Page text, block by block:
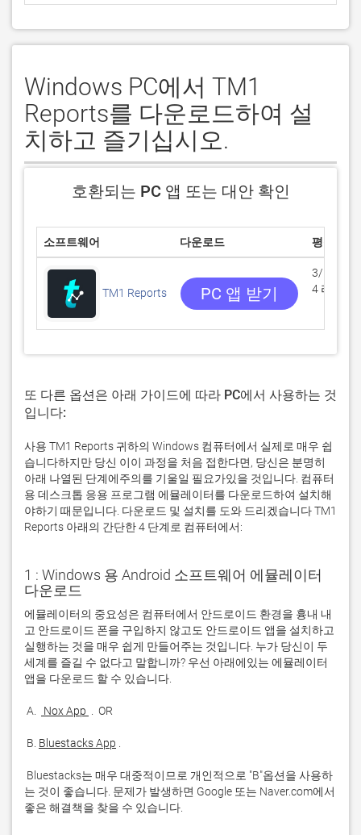
Windows PC에서 TM1
Reports를 다운로드하여 설
치하고 즐기십시오.
호환되는 PC 앱 또는 대안 확인
소프트웨어 다운로드 평점
TM1 Reports PC 앱 받기
3/5
4 리뷰
또 다른 옵션은 아래 가이드에 따라 PC에서 사용하는 것
입니다:
사용 TM1 Reports 귀하의 Windows 컴퓨터에서 실제로 매우 쉽
습니다하지만 당신 이이 과정을 처음 접한다면, 당신은 분명히
아래 나열된 단계에주의를 기울일 필요가있을 것입니다. 컴퓨터
용 데스크톱 응용 프로그램 에뮬레이터를 다운로드하여 설치해
야하기 때문입니다. 다운로드 및 설치를 도와 드리겠습니다 TM1
Reports 아래의 간단한 4 단계로 컴퓨터에서:
1 : Windows 용 Android 소프트웨어 에뮬레이터
다운로드
에뮬레이터의 중요성은 컴퓨터에서 안드로이드 환경을 흉내 내
고 안드로이드 폰을 구입하지 않고도 안드로이드 앱을 설치하고
실행하는 것을 매우 쉽게 만들어주는 것입니다. 누가 당신이 두
세계를 즐길 수 없다고 말합니까? 우선 아래에있는 에뮬레이터
A. Nox App
B. Bluestacks App
는 것이 좋습니다. 문제가 발생하면 Google 또는 Naver.com에서
좋은 해결책을 찾을 수 있습니다.